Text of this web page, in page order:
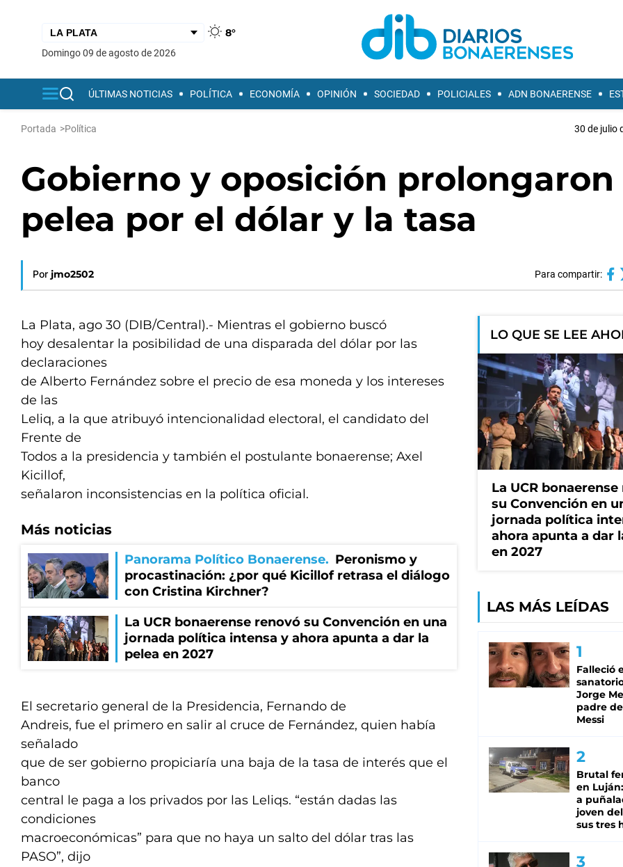
8°
domingo 09 de agosto de 2026
ÚLTIMAS NOTICIAS POLÍTICA ECONOMÍA OPINIÓN SOCIEDAD POLICIALES ADN BONAERENSE
Portada >Política 30 de julio
Gobierno y oposición prolongaron
pelea por el dólar y la tasa
Por jmo2502 Para compartir:
La Plata, ago 30 (DIB/Central).- Mientras el gobierno buscó
hoy desalentar la posibilidad de una disparada del dólar por las
declaraciones
de Alberto Fernández sobre el precio de esa moneda y los intereses
de las
Leliq, a la que atribuyó intencionalidad electoral, el candidato del
Frente de
Todos a la presidencia y también el postulante bonaerense; Axel
Kicillof,
señalaron inconsistencias en la política oficial.
Más noticias
Panorama Político Bonaerense
Peronismo y
procastinación: ¿por qué Kicillof retrasa el diálogo
con Cristina Kirchner?
La UCR bonaerense renovó su Convención en una
jornada política intensa y ahora apunta a dar la
pelea en 2027
El secretario general de la Presidencia, Fernando de
Andreis, fue el primero en salir al cruce de Fernández, quien había
señalado
que de ser gobierno propiciaría una baja de la tasa de interés que el
banco
central le paga a los privados por las Leliqs. “están dadas las
condiciones
macroeconómicas” para que no haya un salto del dólar tras las
PASO”, dijo
LO QUE SE LEE
La UCR
su Convención en
jornada política
ahora apunta a dar
en 2027
LAS MÁS LEÍDAS
Falleció
Jorge
padre
Messi
Brutal
en
a
joven
sus tres